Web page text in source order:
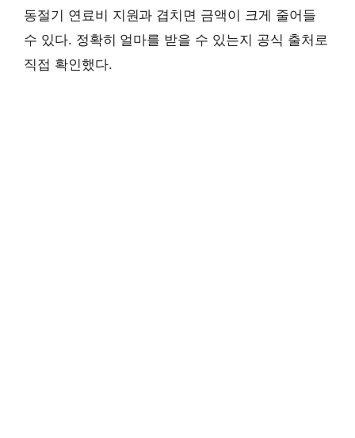
동절기 연료비 지원과 겹치면 금액이 크게 줄어들
수 있다. 정확히 얼마를 받을 수 있는지 공식 출처로
직접 확인했다.